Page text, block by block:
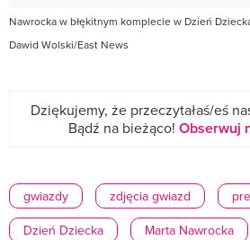
Nawrocka w błękitnym komplecie w Dzień
Dawid Wolski/East News
Dziękujemy, że przeczytałaś/eś
Bądź na bieżąco! Obserwuj
gwiazdy zdjęcia gwiazd
Dzień Dziecka
Marta Nawrocka